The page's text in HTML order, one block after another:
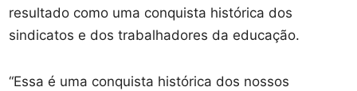
resultado como uma conquista histórica dos
sindicatos e dos trabalhadores da educação.
“Essa é uma conquista histórica dos nossos